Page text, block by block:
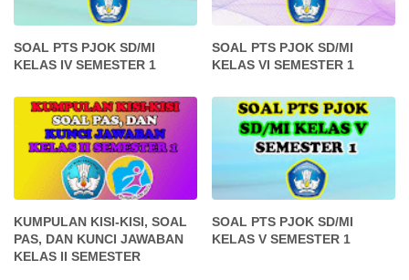
SOAL PTS PJOK SD/MI
KELAS IV SEMESTER 1
SOAL PTS PJOK SD/MI
KELAS VI SEMESTER 1
KUMPULAN KISI-KISI, SOAL
PAS, DAN KUNCI JAWABAN
KELAS II SEMESTER
SOAL PTS PJOK SD/MI
KELAS V SEMESTER 1